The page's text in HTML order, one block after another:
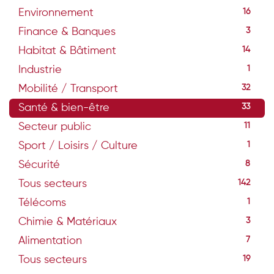
Environnement 16
Finance & Banques 3
Habitat & Bâtiment 14
Industrie 1
Mobilité / Transport 32
Santé & bien-être 33
Secteur public 11
Sport / Loisirs / Culture 1
Sécurité 8
Tous secteurs 142
Télécoms 1
Chimie & Matériaux 3
Alimentation 7
Tous secteurs 19